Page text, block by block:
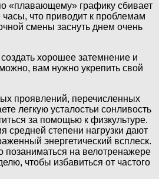
«плавающему» графику сбивает
что приводит к проблемам
смены заснуть днем очень
хорошее затемнение и
вам нужно укрепить свой
проявлений, перечисленных
легкую усталостьи сонливость
за помощью к физкультуре.
средней степени нагрузки дают
энергетический всплеск.
позаниматься на велотренажере
чтобы избавиться от частого